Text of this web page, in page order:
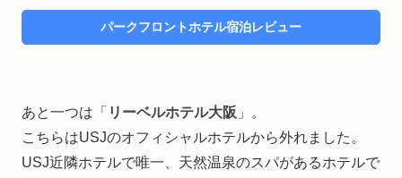
パークフロントホテル宿泊レビュー
あと一つは「 リーベルホテル大阪 」。
こちらはUSJのオフィシャルホテルから外れました。
USJ近隣ホテルで唯一、天然温泉のスパがあるホテルで